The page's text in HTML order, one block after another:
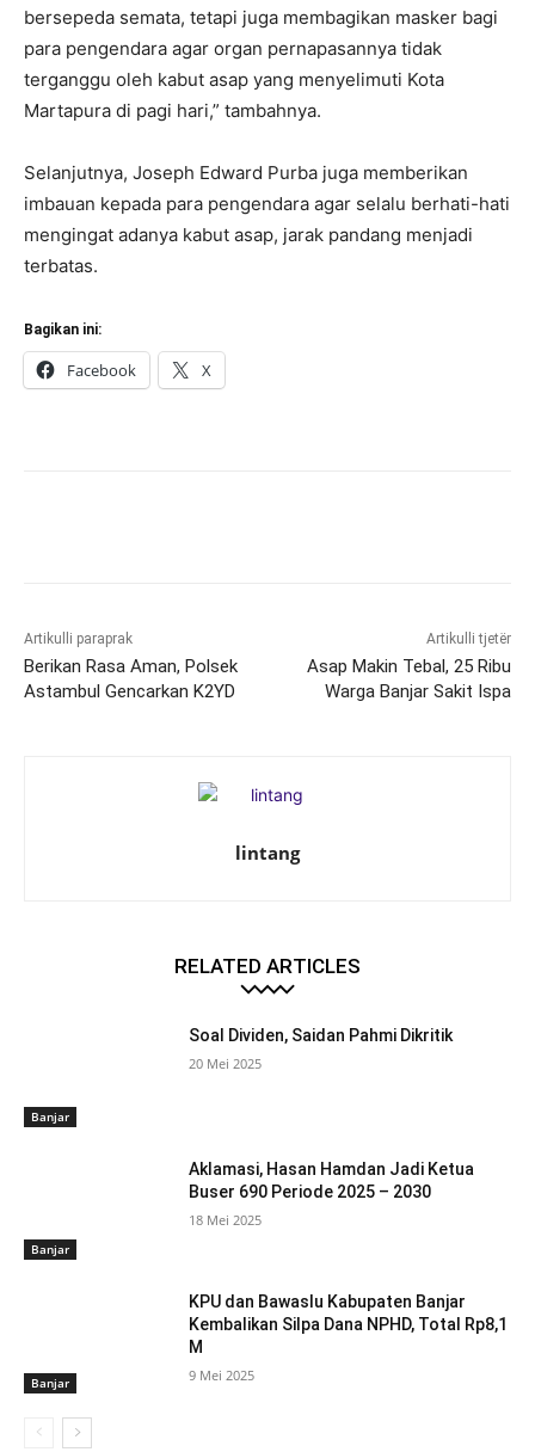
bersepeda semata, tetapi juga membagikan masker bagi
para pengendara agar organ pernapasannya tidak
terganggu oleh kabut asap yang menyelimuti Kota
Martapura di pagi hari,” tambahnya.
Selanjutnya, Joseph Edward Purba juga memberikan
imbauan kepada para pengendara agar selalu berhati-hati
mengingat adanya kabut asap, jarak pandang menjadi
terbatas.
Bagikan ini:
Facebook X
Artikulli paraprak
Berikan Rasa Aman, Polsek
Astambul Gencarkan K2YD
Artikulli tjetër
Asap Makin Tebal, 25 Ribu
Warga Banjar Sakit Ispa
lintang
RELATED ARTICLES
Banjar
Soal Dividen, Saidan Pahmi Dikritik
20 Mei 2025
Banjar
Aklamasi, Hasan Hamdan Jadi Ketua
Buser 690 Periode 2025 – 2030
18 Mei 2025
Banjar
KPU dan Bawaslu Kabupaten Banjar
Kembalikan Silpa Dana NPHD, Total Rp8,1
M
9 Mei 2025